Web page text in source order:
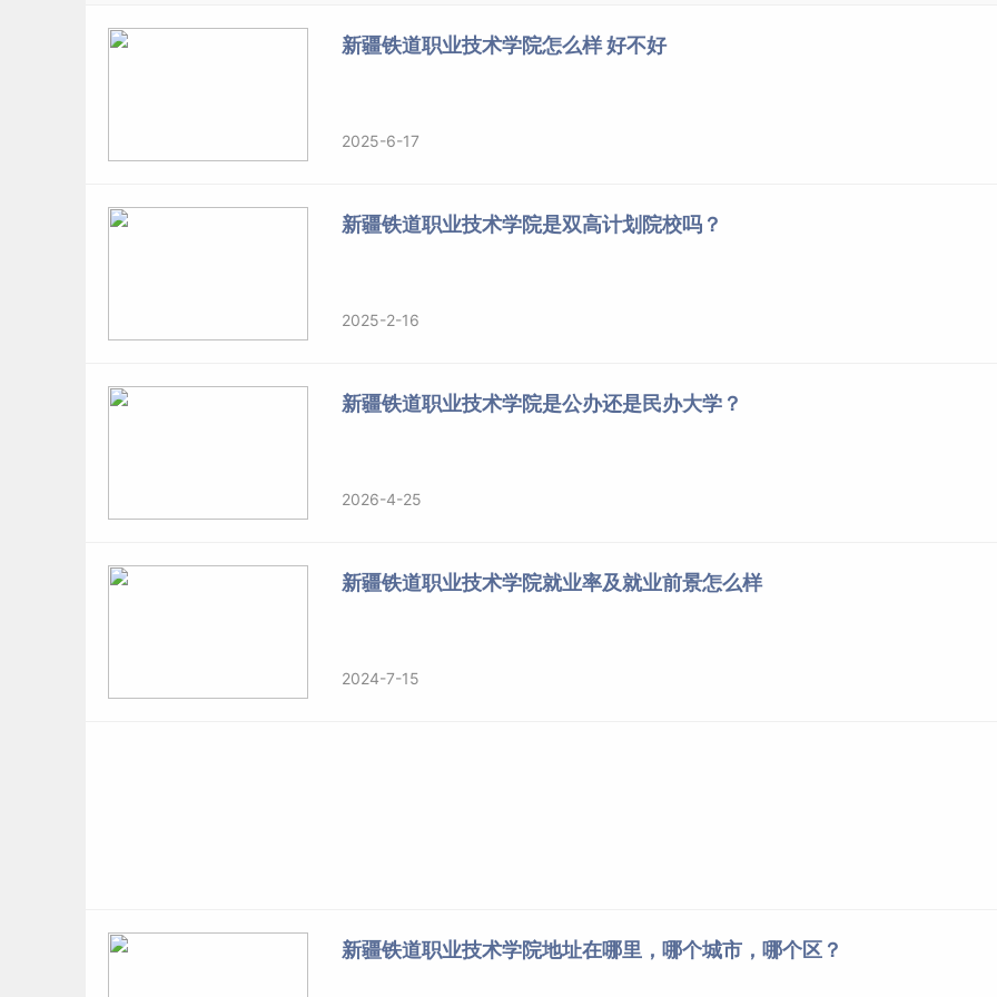
新疆铁道职业技术学院怎么样 好不好
2025-6-17
新疆铁道职业技术学院是双高计划院校吗？
2025-2-16
新疆铁道职业技术学院是公办还是民办大学？
2026-4-25
新疆铁道职业技术学院就业率及就业前景怎么样
2024-7-15
新疆铁道职业技术学院地址在哪里，哪个城市，哪个区？